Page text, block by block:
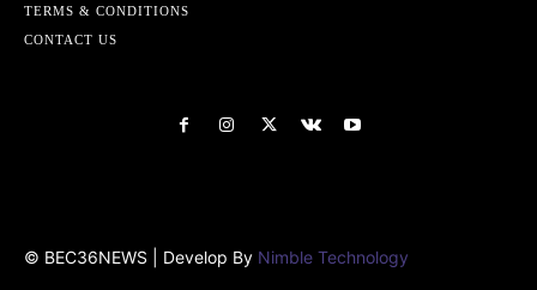
TERMS & CONDITIONS
CONTACT US
© BEC36NEWS | Develop By Nimble Technology